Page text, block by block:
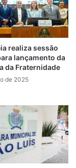
Oficina
realiza sessão
lançamento da
da Fraternidade
de 2025